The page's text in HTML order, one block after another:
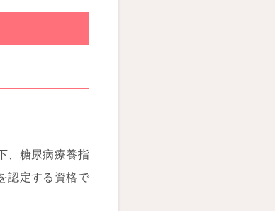
、糖尿病療養指
認定する資格で